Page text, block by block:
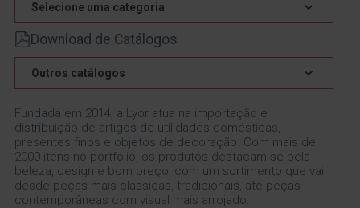
Selecione uma categoria
Download de Catálogos
Outros catálogos
Fundada em 2014, a Lyor atua na importação e
distribuição de artigos de utilidades domésticas,
presentes finos e objetos de decoração. Com mais de
2000 itens no portfólio, os produtos destacam-se pela
beleza, design e bom preço, com um sortimento que vai
desde peças mais clássicas, tradicionais, até peças
contemporâneas com visual mais arrojado.